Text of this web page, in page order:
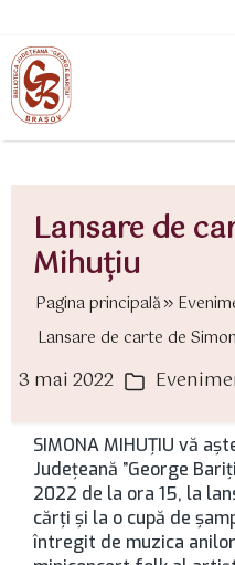
Lansare de
Mihuţiu
Pagina principală
Lansare de carte de
3 mai 2022 Categorii
SIMONA MIHUȚIU vă
Județeană ”George
2022 de la ora 15, la
cărți și la o cupă de
întregit de muzica